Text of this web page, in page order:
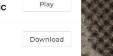
Play
Download